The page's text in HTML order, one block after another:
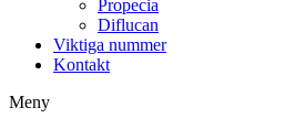
Propecia
Diflucan
Viktiga nummer
Kontakt
Meny